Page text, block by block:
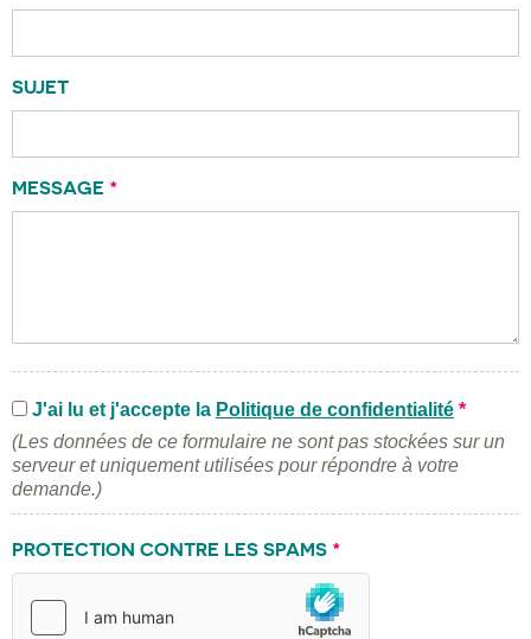
SUJET
MESSAGE *
J'ai lu et j'accepte la Politique de confidentialité *
(Les données de ce formulaire ne sont pas stockées sur un
serveur et uniquement utilisées pour répondre à votre
demande.)
PROTECTION CONTRE LES SPAMS *